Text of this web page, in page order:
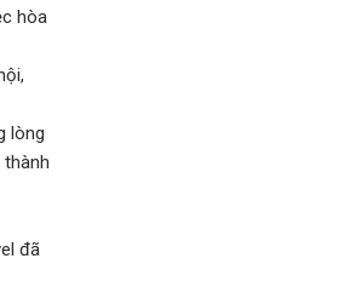
hòa
lòng
đã